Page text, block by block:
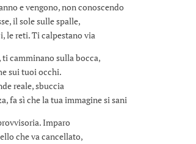
e vengono, non conoscendo
il sole sulle spalle,
le reti. Ti calpestano via
camminano sulla bocca,
sui tuoi occhi.
reale, sbuccia
fa sì che la tua immagine si sani
Imparo
che va cancellato,